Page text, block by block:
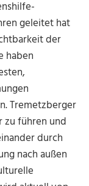
geleitet hat
der
haben
Tremetzberger
führen und
durch
nach außen